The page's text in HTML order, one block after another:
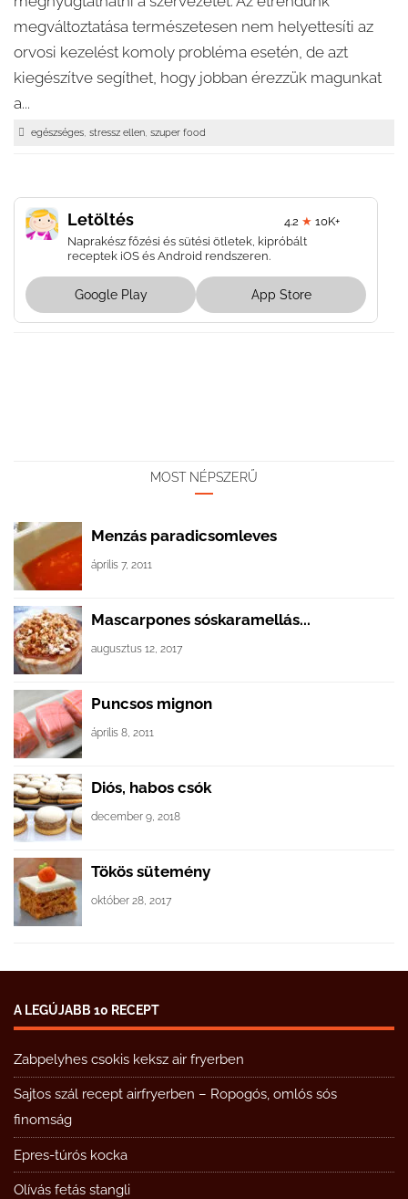
megváltoztatása természetesen nem helyettesíti az
orvosi kezelést komoly probléma esetén, de azt
kiegészítve segíthet, hogy jobban érezzük magunkat
a...
egészséges, stressz ellen, szuper food
Letöltés 4.2 ★ 10K+
Naprakész főzési és sütési ötletek, kipróbált
receptek iOS és Android rendszeren.
Google Play App Store
MOST NÉPSZERŰ
Menzás paradicsomleves
április 7, 2011
Mascarpones sóskaramellás...
augusztus 12, 2017
Puncsos mignon
április 8, 2011
Diós, habos csók
december 9, 2018
Tökös sütemény
október 28, 2017
A LEGÚJABB 10 RECEPT
Zabpelyhes csokis keksz air fryerben
Sajtos szál recept airfryerben – Ropogós, omlós sós
finomság
Epres-túrós kocka
Olívás fetás stangli